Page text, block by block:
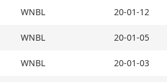
WNBL 20-01-12
WNBL 20-01-05
WNBL 20-01-03